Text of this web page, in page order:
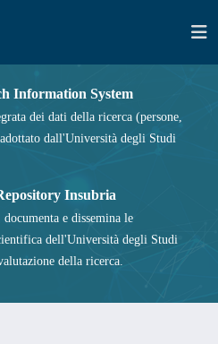
Information System
dei dati della ricerca (persone,
dall'Università degli Studi
Insubria
e dissemina le
dell'Università degli Studi
della ricerca.